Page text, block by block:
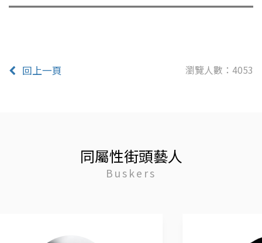
回上一頁 瀏覽人數：4053
同屬性街頭藝人
Buskers